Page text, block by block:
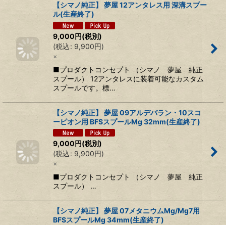
【シマノ純正】 夢屋 12アンタレス用 深溝スプー
ル(生産終了)
9,000円(税別)
(税込: 9,900円)
×
■プロダクトコンセプト （シマノ 夢屋 純正
スプール） 12アンタレスに装着可能なカスタム
スプールです。標…
【シマノ純正】 夢屋 09アルデバラン・10スコ
ーピオン用 BFSスプールMg 32mm(生産終了)
9,000円(税別)
(税込: 9,900円)
×
■プロダクトコンセプト （シマノ 夢屋 純正
スプール） …
【シマノ純正】 夢屋 07メタニウムMg/Mg7用
BFSスプールMg 34mm(生産終了)